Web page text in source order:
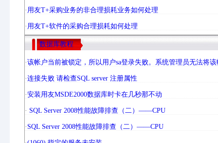
· 用友T+采购业务的非合理损耗业务如何处理
· 用友T+软件的采购合理损耗如何处理
数据库教程
·该帐户当前被锁定，所以用户sa登录失败。系统管理员无法将
·连接失败 请检查SQL server 注册属性
·安装用友MSDE2000数据库时卡在几秒那不动
· SQL Server 2008性能故障排查（二）——CPU
· SQL Server 2008性能故障排查（二）——CPU